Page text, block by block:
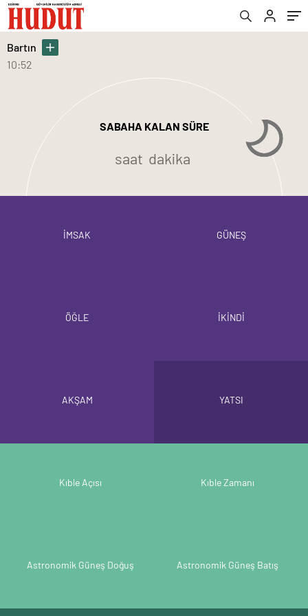
Bartın
10:52
SABAHA KALAN SÜRE
saat dakika
İMSAK GÜNEŞ
ÖĞLE İKİNDİ
AKŞAM YATSI
Kıble Açısı Kıble Zamanı
Astronomik Güneş Doğuş Astronomik Güneş Batış